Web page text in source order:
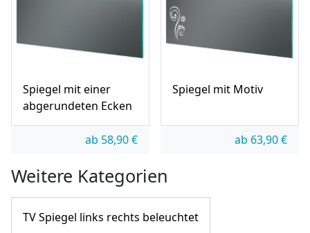
Spiegel mit einer
abgerundeten Ecken
ab 58,90€
Spiegel mit Motiv
ab 63,90€
Weitere Kategorien
TV Spiegel links rechts beleuchtet